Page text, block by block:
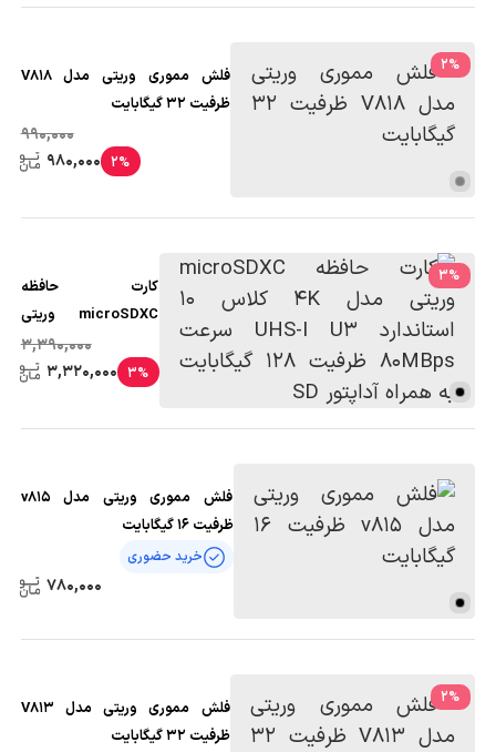
%
2
فلش مموری وریتی مدل V818
ظرفیت 32 گیگابایت
990,000
2%
980,000
%
3
کارت حافظه
microSDXC وریتی
مدل 4K کلاس 10
استاندارد UHS-I U3
ظرفیت 128 گیگابایت
3,390,000
3%
3,320,000
فلش مموری وریتی مدل v815
ظرفیت 16 گیگابایت
خرید حضوری
780,000
%
2
فلش مموری وریتی مدل V813
ظرفیت 32 گیگابایت